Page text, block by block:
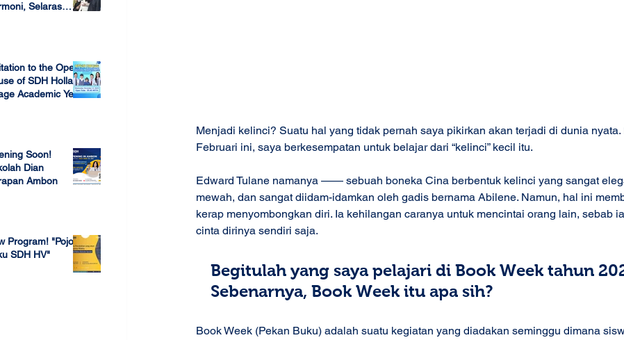
Selaras
to the Open
of SDH Holland
Academic Year
Soon!
Dian
Ambon
Program! "Pojok
SDH HV"
Menjadi kelinci? Suatu hal yang tidak pernah saya pikirkan akan terjadi di dunia
Februari ini, saya berkesempatan untuk belajar dari “kelinci” kecil itu.
Edward Tulane namanya —— sebuah boneka Cina berbentuk kelinci yang sangat
mewah, dan sangat diidam-idamkan oleh gadis bernama Abilene. Namun, hal ini
kerap menyombongkan diri. Ia kehilangan caranya untuk mencintai orang lain, sebab
cinta dirinya sendiri saja.
Begitulah yang saya pelajari di Book Week tahun
Sebenarnya, Book Week itu apa sih?
Book Week (Pekan Buku) adalah suatu kegiatan yang diadakan seminggu dimana